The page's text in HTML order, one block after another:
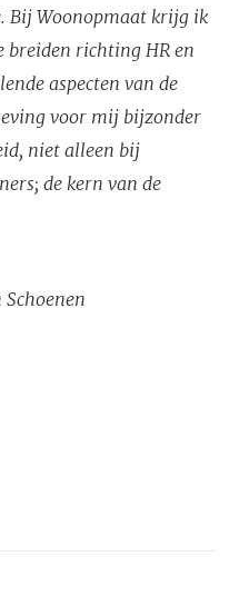
Bij Woonopmaat krijg ik
breiden richting HR en
aspecten van de
voor mij bijzonder
niet alleen bij
de kern van de